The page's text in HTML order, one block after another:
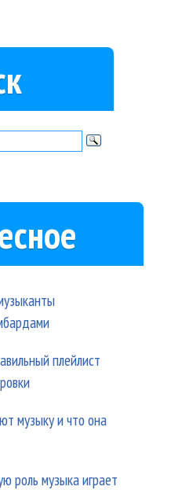
плейлист
музыку и что она
роль музыка играет